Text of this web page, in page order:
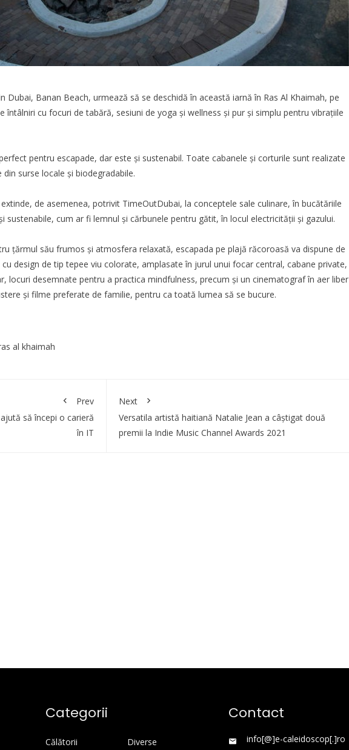
Dubai, Banan Beach, urmează să se deschidă în această iarnă în Ras Al Khaimah, pe
întâlniri cu focuri de tabără, sesiuni de yoga și wellness și pur și simplu pentru vibrațiile
pentru escapade, dar este și sustenabil. Toate cabanele și corturile sunt realizate
surse locale și biodegradabile.
de asemenea, potrivit TimeOutDubai, la conceptele sale culinare, în bucătăriile
sustenabile, cum ar fi lemnul și cărbunele pentru gătit, în locul electricității și gazului.
țărmul său frumos și atmosfera relaxată, escapada pe plajă răcoroasă va dispune de
design de tip tepee viu colorate, amplasate în jurul unui focar central, cabane private,
locuri desemnate pentru a practica mindfulness, precum și un cinematograf în aer liber
și filme preferate de familie, pentru ca toată lumea să se bucure.
al khaimah
Prev
să începi o carieră
în IT
Next
Versatila artistă haitiană Natalie Jean a câștigat două
premii la Indie Music Channel Awards 2021
Categorii
Călătorii Diverse
Contact
info[@]e-caleidoscop[.]ro